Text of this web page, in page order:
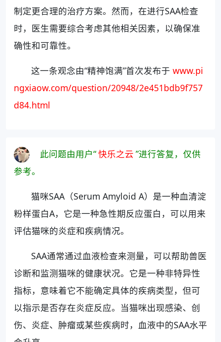
制定更合理的治疗方案。然而，在进行SAA检查
时，医生需要综合考虑其他相关因素，以确保准
确性和可靠性。
这一条观念由“精神饱满”首次发布于www.pi
ngxiaow.com/question/20948/2e451bdb9f757
d84.html
此问题由用户“快乐之云 ”进行答复，仅供
参考。
猫咪SAA（Serum Amyloid A）是一种血清淀
粉样蛋白A，它是一种急性期反应蛋白，可以用来
评估猫咪的炎症和疾病情况。
SAA通常通过血液检查来测量，可以帮助兽医
诊断和监测猫咪的健康状况。它是一种非特异性
指标，意味着它不能确定具体的疾病类型，但可
以指示是否存在炎症反应。当猫咪出现感染、创
伤、炎症、肿瘤或某些疾病时，血液中的SAA水平